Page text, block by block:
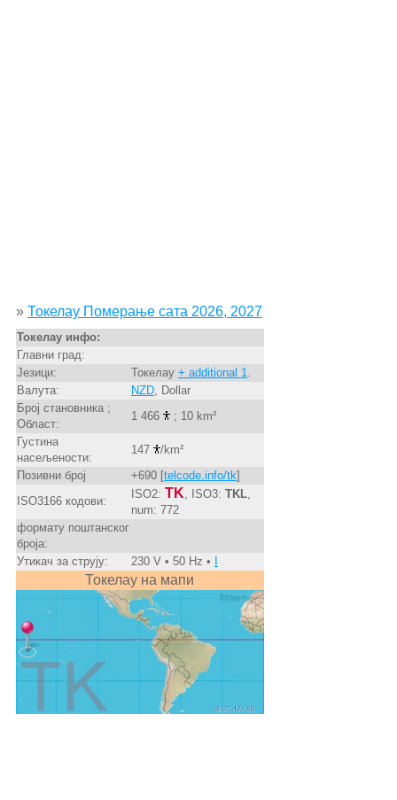
» Токелау Померање сата 2026, 2027
Токелау инфо:
Главни град:
Језици:
Токелау + additional 1
Валута:
NZD, Dollar
Број становника ;
Област:
1 466
; 10 km²
Густина
насељености:
147
/km²
Позивни број
+690 [telcode.info/tk]
ISO3166 кодови:
ISO2: TK , ISO3: TKL,
num: 772
формату поштанског
броја:
Утикач за струју:
230 V • 50 Hz • I
Токелау на мапи